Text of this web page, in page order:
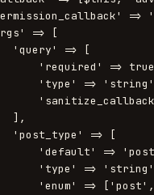
=>
=> [
'query' => [
'required' =>
'type' =>
],
'post_type' => [
'default' =>
'type' =>
'enum' =>